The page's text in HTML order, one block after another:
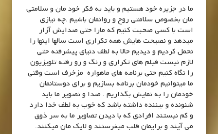
ما در جزیره خود هستیم و باید به فکر خود مان و سلامتی
مان بخصوص سلامتی روح و روانمان باشیم .چه نیازی
است با کسی صحبت کنیم که مارا حتی صدایش آزار
میدهد و نصیحت هایش همه تکراری است سالها اینها را
تحمل کردیم و دیدیم حالا به لطف دنیای پیشرفته حتی
لازم نیست فیلم های تکراری و رنگ و رو رفته تلویزیون
را نگاه کنیم حتی برنامه های ماهواره مزخرف است وقتی
ما میتوانیم خودمان برنامه بسازیم و برای دوستانمان
خودمان را به نمایش بگذاریم . صدا و تصویر ما باید
شنونده و بیننده داشته باشد که خوب به لطف خدا دارد
و کم نیستند افرادی که با دیدن تصاویر ما به سر ذوق
می آیند و برایمان قلب میفرستند و لایک مان میکنند.